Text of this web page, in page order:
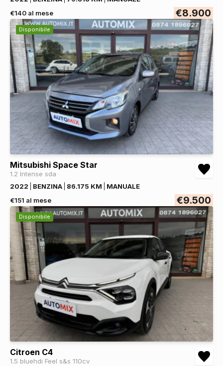
€140 al mese
€8.900
Disponibile
Mitsubishi Space Star
1.2 Intense sda
2022
BENZINA 86.175 KM
MANUALE
€151 al mese
€9.500
Disponibile
Citroen C4
1.5 bluehdi Feel s&s 110cv